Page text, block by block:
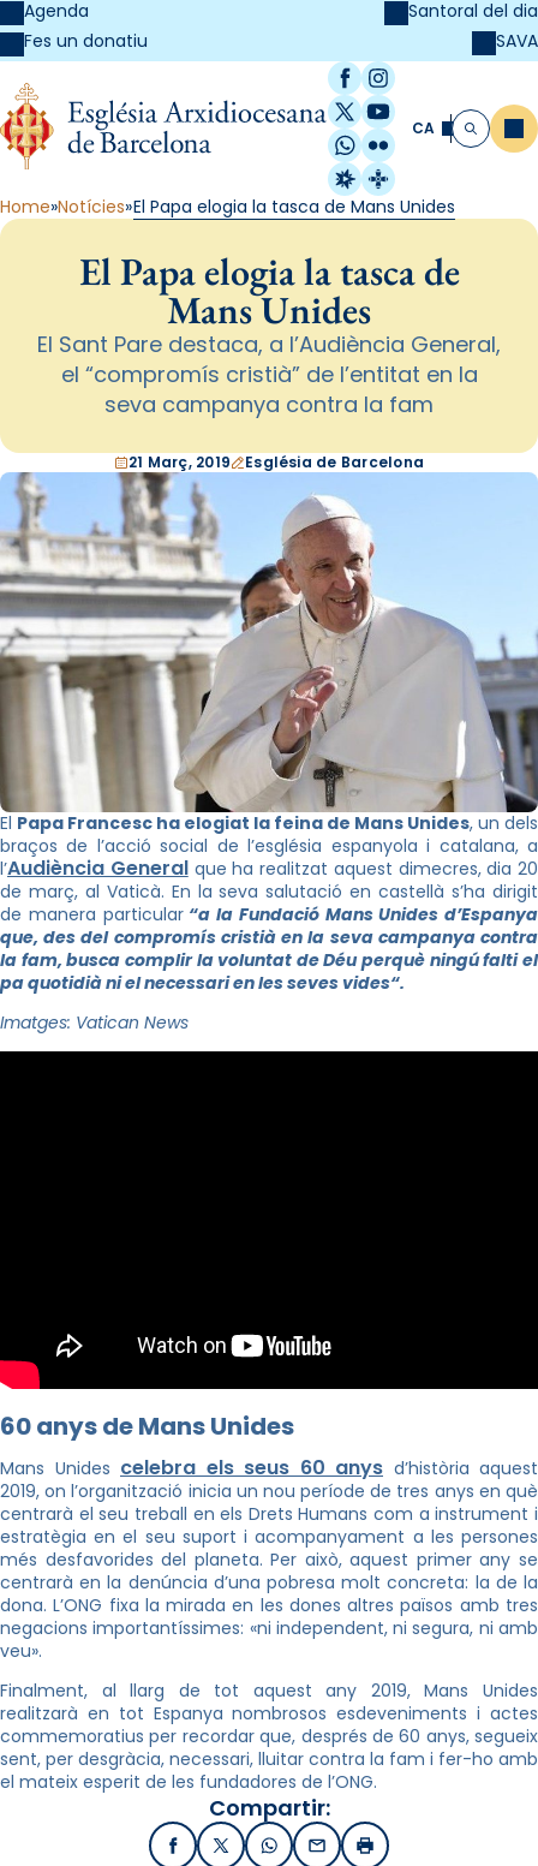
Agenda
Fes un donatiu
Santoral del dia
SAVA
Facebook
Instagram
X / Twitter
YouTube
WhatsApp
Flickr
Radio Estel
Catalunya
CA Cerca
Home Notícies El Papa elogia la tasca de Mans Unides
El Papa elogia la tasca de
Mans Unides
El Sant Pare destaca, a l’Audiència General,
el “compromís cristià” de l’entitat en la
seva campanya contra la fam
21 Març, 2019 Església de Barcelona
El Papa Francesc ha elogiat la feina de Mans Unides, un dels
braços de l’acció social de l’església espanyola i catalana, a
l’Audiència Generalque ha realitzat aquest dimecres, dia 20
de març, al Vaticà. En la seva salutació en castellà s’ha dirigit
de manera particular“a la Fundació Mans Unides d’Espanya
que, des del compromís cristià en la seva campanya contra
la fam, busca complir la voluntat de Déu perquè ningú falti el
pa quotidià ni el necessari en les seves vides“.
Imatges: Vatican News
60 anys de Mans Unides
Mans Unides celebra els seus 60 anys d’història aquest
2019, on l’organització inicia un nou període de tres anys en què
centrarà el seu treball en els Drets Humans com a instrument i
estratègia en el seu suport i acompanyament a les persones
més desfavorides del planeta. Per això, aquest primer any se
centrarà en la denúncia d’una pobresa molt concreta: la de la
dona. L’ONG fixa la mirada en les dones altres països amb tres
negacions importantíssimes: «ni independent, ni segura, ni amb
veu».
Finalment, al llarg de tot aquest any 2019, Mans Unides
realitzarà en tot Espanya nombrosos esdeveniments i actes
commemoratius per recordar que, després de 60 anys, segueix
sent, per desgràcia, necessari, lluitar contra la fam i fer-ho amb
el mateix esperit de les fundadores de l’ONG.
Compartir:
FacebookX / TwitterWhatsApp
EmailImprimir